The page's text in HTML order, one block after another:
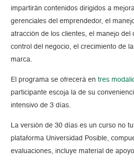
impartirán contenidos dirigidos a
gerenciales del emprendedor, el
atracción de los clientes, el manejo del
control del negocio, el crecimiento de
marca.
El programa se ofrecerá entres
participante escoja la de su
intensivo de 3 días.
La versión de 30 días es un curso no
plataforma Universidad Posible,
evaluaciones, incluye material de